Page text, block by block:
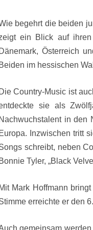
begehrt die beiden
ein Blick auf ihren
Dänemark, Österreich
Beiden im hessischen
Die Country-Music ist
sie als
Nachwuchstalent in den
Europa. Inzwischen tritt
schreibt, neben
Bonnie Tyler, „Black
Mit Mark Hoffmann
erreichte er den
gemeinsam